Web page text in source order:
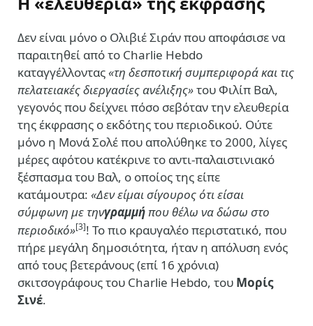
Δεν είναι μόνο ο Ολιβιέ Σιράν που αποφάσισε να
παραιτηθεί από το Charlie Hebdo
καταγγέλλοντας«τη δεσποτική συμπεριφορά και τις
πελατειακές διεργασίες ανέλιξης»του Φιλίπ Βαλ,
γεγονός που δείχνει πόσο σεβόταν την ελευθερία
της έκφρασης ο εκδότης του περιοδικού. Ούτε
μόνο η Μονά Σολέ που απολύθηκε το 2000, λίγες
μέρες αφότου κατέκρινε το αντι-παλαιστινιακό
ξέσπασμα του Βαλ, ο οποίος της είπε
κατάμουτρα: «Δεν είμαι σίγουρος ότι είσαι
σύμφωνη με τηνγραμμή που θέλω να δώσω στο
περιοδικό»[3]! Το πιο κραυγαλέο περιστατικό, που
πήρε μεγάλη δημοσιότητα, ήταν η απόλυση ενός
από τους βετεράνους (επί 16 χρόνια)
σκιτσογράφους του Charlie Hebdo, του Μορίς
Σινέ.